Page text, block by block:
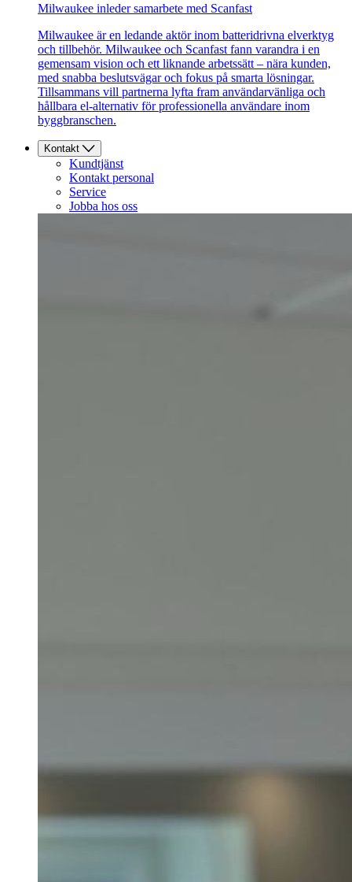
Milwaukee inleder samarbete med Scanfast
Milwaukee är en ledande aktör inom batteridrivna elverktyg
och tillbehör. Milwaukee och Scanfast fann varandra i en
gemensam vision och ett liknande arbetssätt – nära kunden,
med snabba beslutsvägar och fokus på smarta lösningar.
Tillsammans vill partnerna lyfta fram användarvänliga och
hållbara el-alternativ för professionella användare inom
byggbranschen.
Kontakt
Kundtjänst
Kontakt personal
Service
Jobba hos oss